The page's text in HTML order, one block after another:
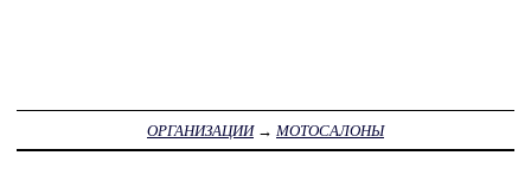
ОРГАНИЗАЦИИ→ МОТОСАЛОНЫ